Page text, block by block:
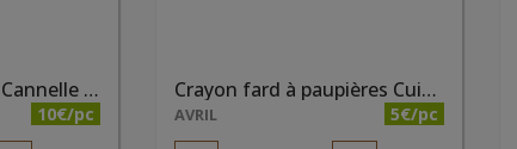
Anti cernes liquide Cannelle bio
10€/pc
Crayon fard à paupières Cuivré irisé bio
AVRIL 5€/pc